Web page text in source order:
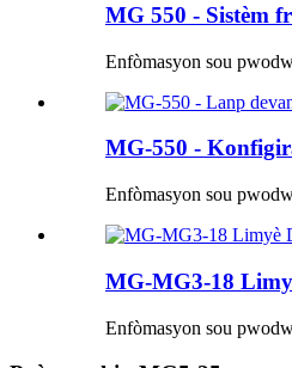
MG 550 - Sistèm
Enfòmasyon sou
MG-550 -
Enfòmasyon sou
MG-MG3-18
Enfòmasyon sou